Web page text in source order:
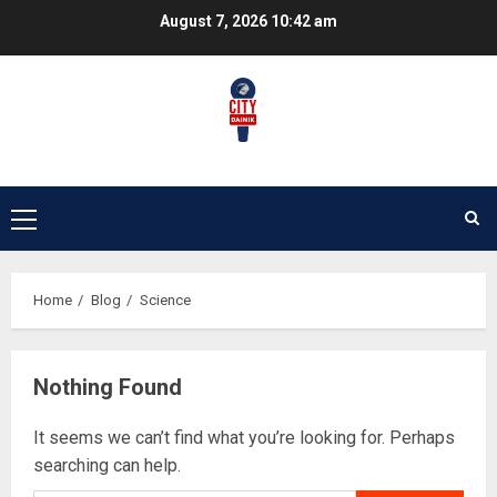
August 7, 2026 10:42 am
Primary
Menu
Home Blog Science
Nothing Found
It seems we can’t find what you’re looking for. Perhaps
searching can help.
3
4
२०८३ श्रावण १८, सोमबार १६:३४ गते